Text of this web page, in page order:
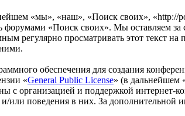
«мы», «наш», «Поиск своих», «http://
форумами «Поиск своих». Мы оставляем
регулярно просматривать этот текст
обеспечения для создания
«General Public License» (в дальнейшем
с организацией и поддержкой
и/или поведения в них. За